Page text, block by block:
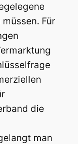
Für
die
man